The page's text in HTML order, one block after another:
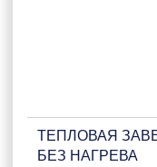
ТЕПЛОВАЯ
БЕЗ НАГРЕВА